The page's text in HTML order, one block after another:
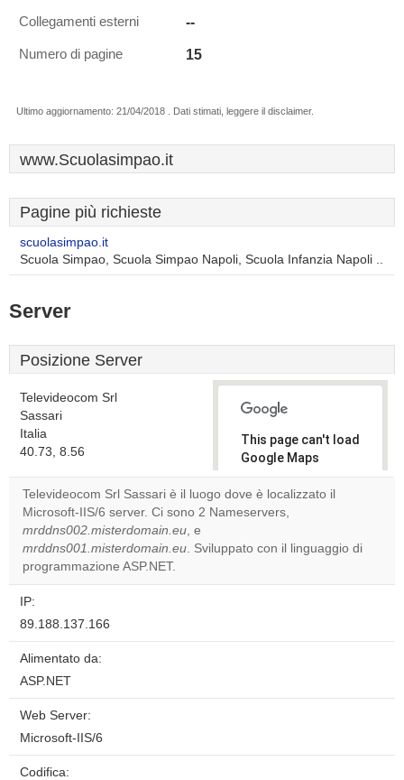
Collegamenti esterni --
Numero di pagine 15
Ultimo aggiornamento: 21/04/2018 . Dati stimati, leggere il disclaimer.
www.Scuolasimpao.it
Pagine più richieste
scuolasimpao.it
Scuola Simpao, Scuola Simpao Napoli, Scuola Infanzia Napoli ..
Server
Posizione Server
Televideocom Srl
Sassari
Italia
40.73, 8.56
This page can't load
Google Maps
correctly.
Do you
website?
Televideocom Srl Sassari è il luogo dove è localizzato il
Microsoft-IIS/6 server. Ci sono 2 Nameservers,
mrddns002.misterdomain.eu, e
mrddns001.misterdomain.eu. Sviluppato con il linguaggio di
programmazione ASP.NET.
IP:
89.188.137.166
Alimentato da:
ASP.NET
Web Server:
Microsoft-IIS/6
Codifica: